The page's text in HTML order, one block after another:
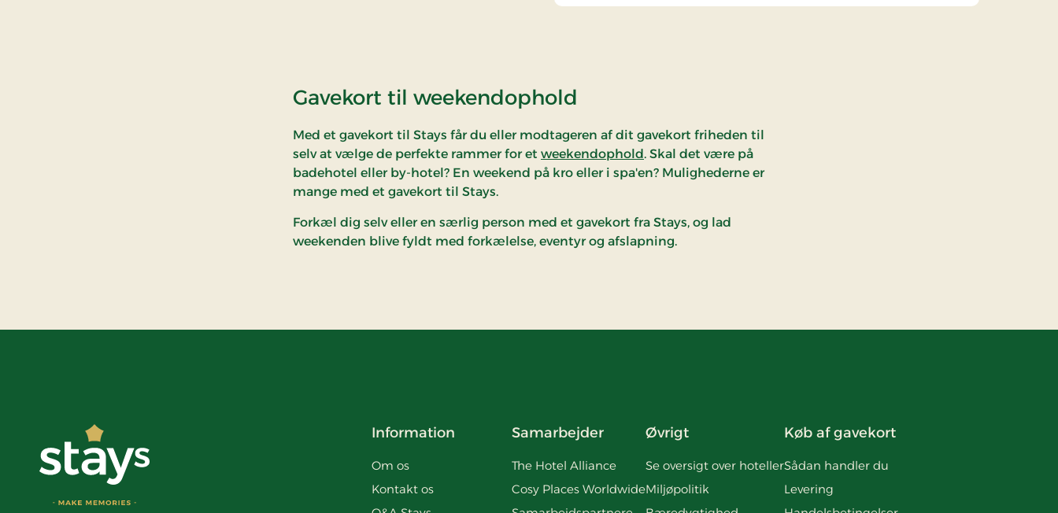
Gavekort til weekendophold
Med et gavekort til Stays får du eller modtageren af dit gavekort friheden til
selv at vælge de perfekte rammer for et weekendophold. Skal det være på
badehotel eller by-hotel? En weekend på kro eller i spa'en? Mulighederne er
mange med et gavekort til Stays.
Forkæl dig selv eller en særlig person med et gavekort fra Stays, og lad
weekenden blive fyldt med forkælelse, eventyr og afslapning.
Information
Om os
Kontakt os
Samarbejder
The Hotel Alliance
Cosy Places Worldwide
Øvrigt
Se oversigt over hoteller
Miljøpolitik
Køb af gavekort
Sådan handler du
Levering